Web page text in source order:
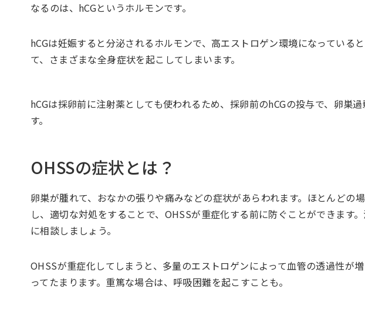
なるのは、hCGというホルモンです。
hCGは妊娠すると分泌されるホルモンで、高エストロゲン環境になっている
て、さまざまな全身症状を起こしてしまいます。
hCGは採卵前に注射薬としても使われるため、採卵前のhCGの投与で、卵巣
す。
OHSSの症状とは？
卵巣が腫れて、おなかの張りや痛みなどの症状があらわれます。ほとんどの
し、適切な対処をすることで、OHSSが重症化する前に防ぐことができます
に相談しましょう。
OHSSが重症化してしまうと、多量のエストロゲンによって血管の透過性が
ってたまります。重篤な場合は、呼吸困難を起こすことも。